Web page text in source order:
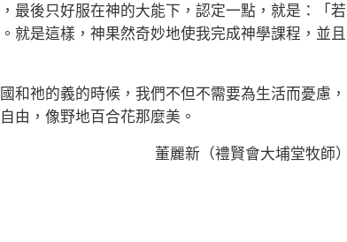
最後只好服在神的大能下，認定一點，就是：「若
就是這樣，神果然奇妙地使我完成神學課程，並且
祂的義的時候，我們不但不需要為生活而憂慮，
由，像野地百合花那麼美。
董麗新（禮賢會大埔堂牧師）